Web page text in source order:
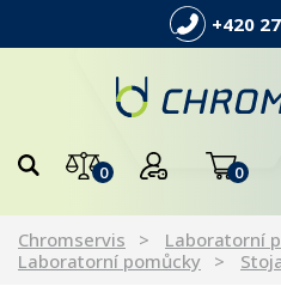
+420
0 0
Chromservis
Laboratorní
Laboratorní pomůcky